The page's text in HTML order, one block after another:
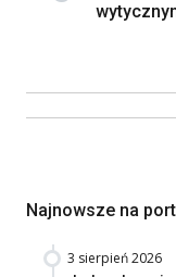
Najnowsze na
3 sierpień 2026